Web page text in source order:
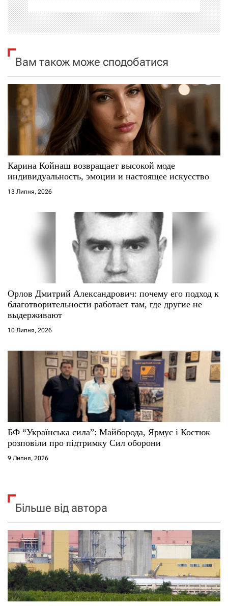
і
а
п
с
і
в
Вам також може сподобатися
Карина Койнаш возвращает высокой моде
индивидуальность, эмоции и настоящее искусство
13 Липня, 2026
Орлов Дмитрий Александрович: почему его подход к
благотворительности работает там, где другие не
выдерживают
10 Липня, 2026
БФ “Українська сила”: Майборода, Ярмус і Костюк
розповіли про підтримку Сил оборони
9 Липня, 2026
Більше від автора